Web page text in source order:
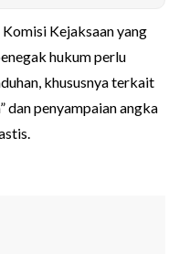
Kejaksaan yang
hukum perlu
khususnya terkait
dan penyampaian angka